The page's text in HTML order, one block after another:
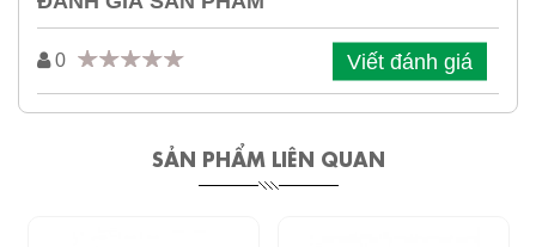
0 Viết đánh giá
SẢN PHẨM LIÊN QUAN